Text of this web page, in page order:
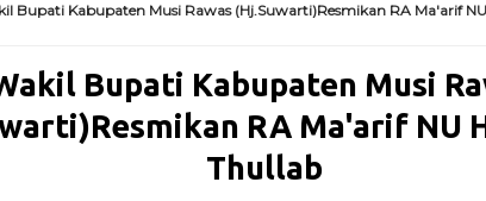
Bupati Kabupaten Musi Rawas (Hj.Suwarti)Resmikan RA Ma'arif
Bupati Kabupaten Musi
RA Ma'arif NU
Thullab